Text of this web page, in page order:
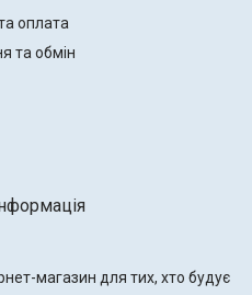
оплата
та обмін
магазин для тих, хто будує